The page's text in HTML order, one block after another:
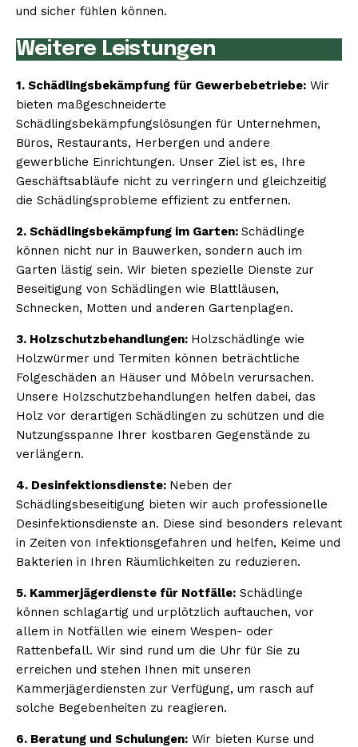
und sicher fühlen können.
Weitere Leistungen
1. Schädlingsbekämpfung für Gewerbebetriebe: Wir
bieten maßgeschneiderte
Schädlingsbekämpfungslösungen für Unternehmen,
Büros, Restaurants, Herbergen und andere
gewerbliche Einrichtungen. Unser Ziel ist es, Ihre
Geschäftsabläufe nicht zu verringern und gleichzeitig
die Schädlingsprobleme effizient zu entfernen.
2. Schädlingsbekämpfung im Garten: Schädlinge
können nicht nur in Bauwerken, sondern auch im
Garten lästig sein. Wir bieten spezielle Dienste zur
Beseitigung von Schädlingen wie Blattläusen,
Schnecken, Motten und anderen Gartenplagen.
3. Holzschutzbehandlungen: Holzschädlinge wie
Holzwürmer und Termiten können beträchtliche
Folgeschäden an Häuser und Möbeln verursachen.
Unsere Holzschutzbehandlungen helfen dabei, das
Holz vor derartigen Schädlingen zu schützen und die
Nutzungsspanne Ihrer kostbaren Gegenstände zu
verlängern.
4. Desinfektionsdienste: Neben der
Schädlingsbeseitigung bieten wir auch professionelle
Desinfektionsdienste an. Diese sind besonders relevant
in Zeiten von Infektionsgefahren und helfen, Keime und
Bakterien in Ihren Räumlichkeiten zu reduzieren.
5. Kammerjägerdienste für Notfälle: Schädlinge
können schlagartig und urplötzlich auftauchen, vor
allem in Notfällen wie einem Wespen- oder
Rattenbefall. Wir sind rund um die Uhr für Sie zu
erreichen und stehen Ihnen mit unseren
Kammerjägerdiensten zur Verfügung, um rasch auf
solche Begebenheiten zu reagieren.
6. Beratung und Schulungen: Wir bieten Kurse und